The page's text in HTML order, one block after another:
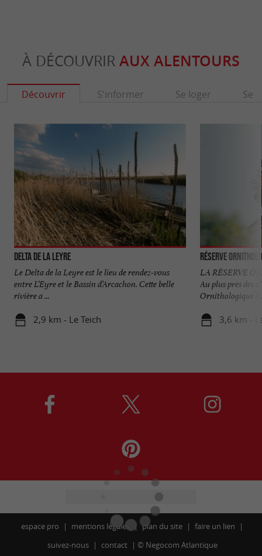
À DÉCOUVRIR AUX ALENTOURS
Découvrir S'informer Se loger Se
Delta de la Leyre
Le Delta de la Leyre est le lieu de rendez-vous
entre L’Eyre et le Bassin d’Arcachon. Cette belle
rivière a ...
2,9 km - Le Teich
Réserve
LA RÉSERVE
Au plus près des
Ornithologique
3,6 km -
espace pro mentions légales plan du site
faire un lien
suivez-nous
contact © Negocom Atlantique